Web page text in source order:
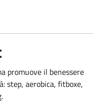
promuove il benessere
step, aerobica, fitboxe,